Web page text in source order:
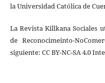
la Universidad Católica de
La Revista Killkana Sociales
de Reconocimeinto-
siguiente: CC BY-NC-SA 4.0